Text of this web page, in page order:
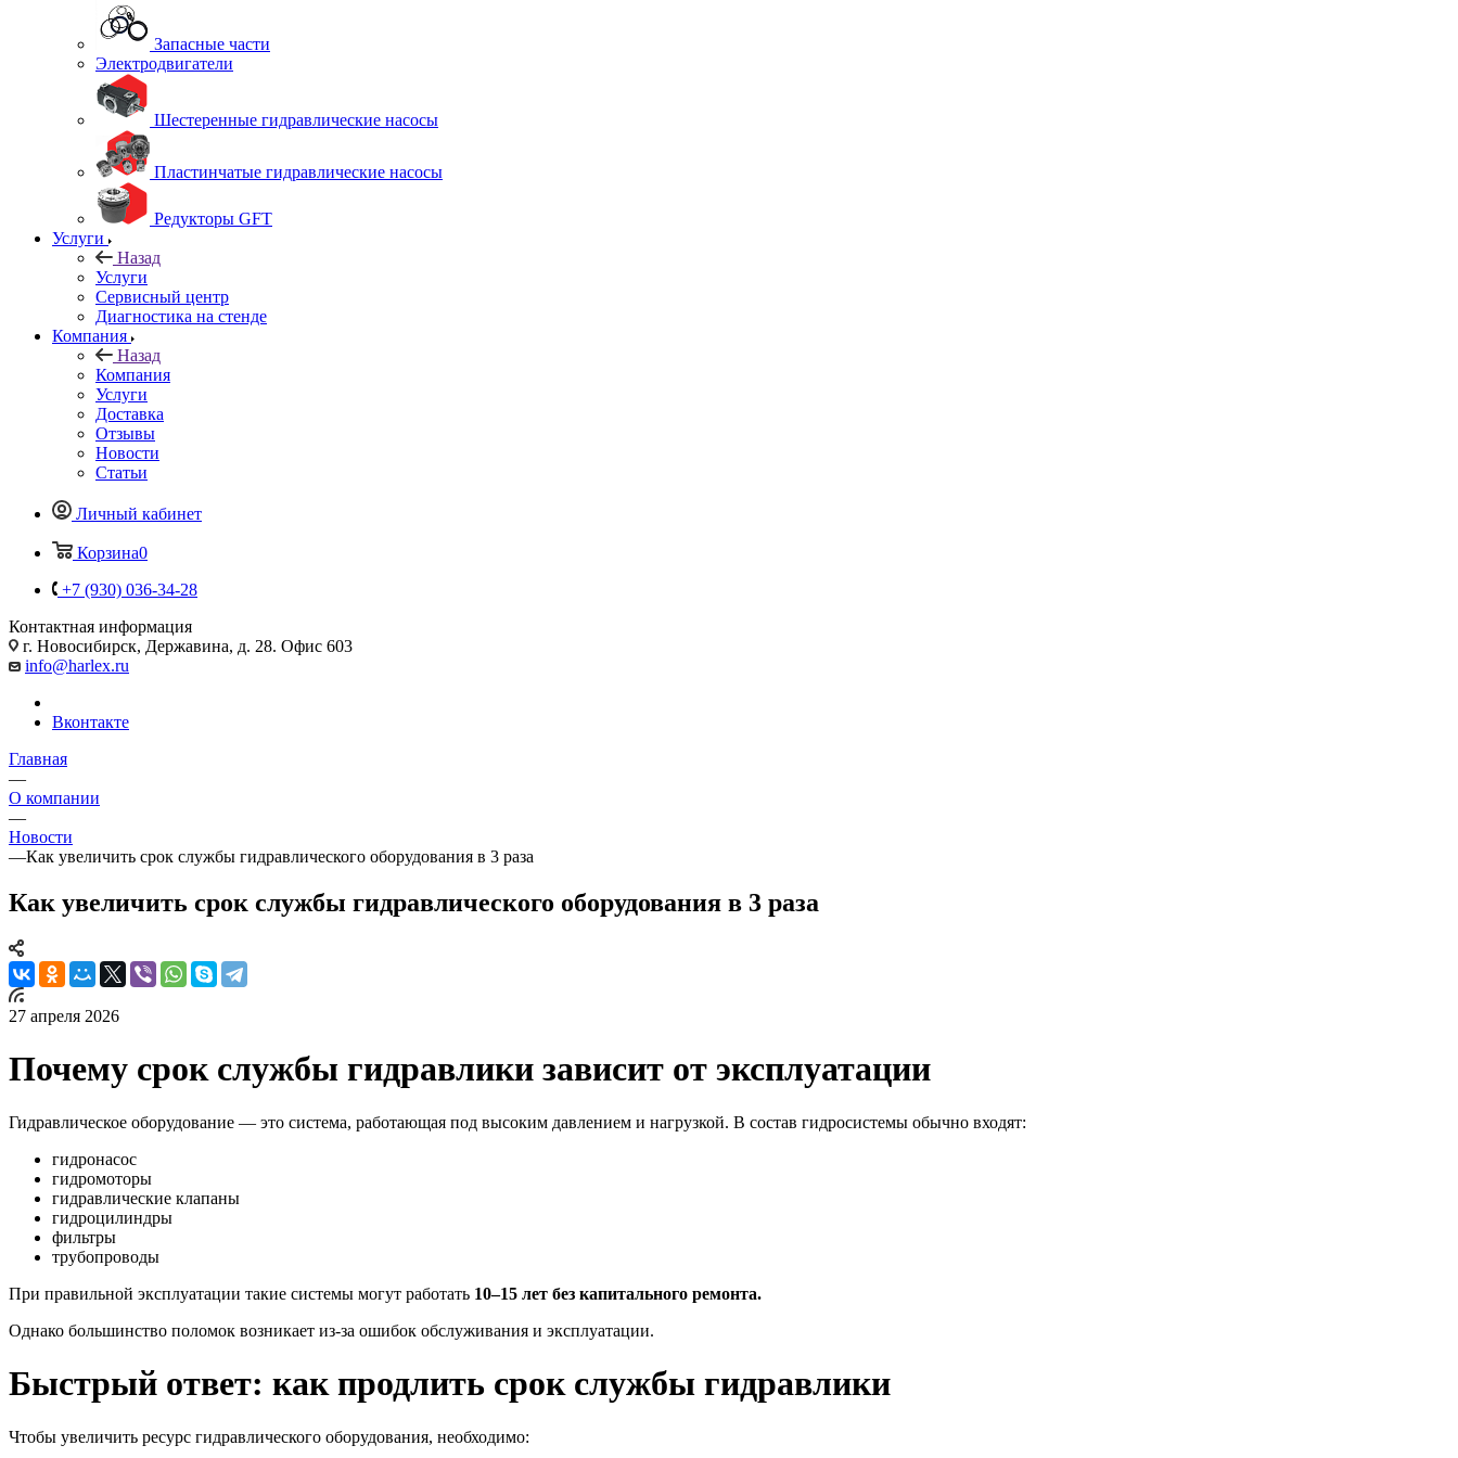
Запасные части
Электродвигатели
Шестеренные гидравлические насосы
Пластинчатые гидравлические насосы
Редукторы GFT
Услуги
Назад
Услуги
Сервисный центр
Диагностика на стенде
Компания
Назад
Компания
Услуги
Доставка
Отзывы
Новости
Статьи
Личный кабинет
Корзина0
+7 (930) 036-34-28
Контактная информация
г. Новосибирск, Державина, д. 28. Офис 603
info@harlex.ru
Вконтакте
Главная
—
О компании
—
Новости
—Как увеличить срок службы гидравлического оборудования в 3 раза
Как увеличить срок службы гидравлического оборудования в 3 раза
27 апреля 2026
Почему срок службы гидравлики зависит от эксплуатации
Гидравлическое оборудование — это система, работающая под высоким давлением и нагрузкой. В состав гидросистемы обычно входят:
гидронасос
гидромоторы
гидравлические клапаны
гидроцилиндры
фильтры
трубопроводы
При правильной эксплуатации такие системы могут работать 10–15 лет без капитального ремонта.
Однако большинство поломок возникает из-за ошибок обслуживания и эксплуатации.
Быстрый ответ: как продлить срок службы гидравлики
Чтобы увеличить ресурс гидравлического оборудования, необходимо: